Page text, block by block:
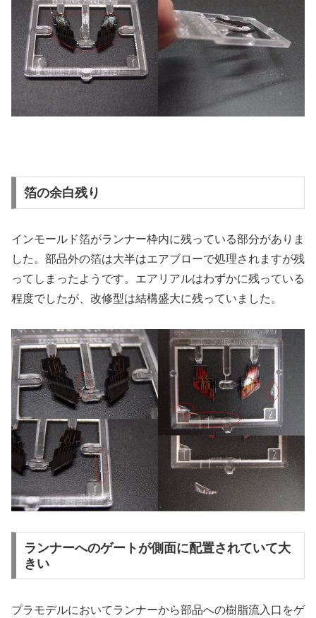
箔の余白残り
インモールド箔がランナー枠内に残っている部分がありま
した。部品外の箔は大半はエアブローで処理されますが残
ってしまったようです。エアリアルはわずかに残っている
程度でしたが、改修型は結構盛大に残っていました。
ランナーへのゲートが側面に配置されていて大
きい
プラモデルにおいてランナーから部品への樹脂流入口をゲ